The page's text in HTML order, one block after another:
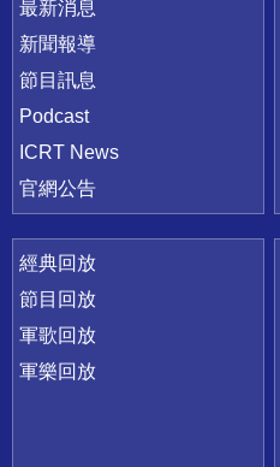
最新消息
新聞報導
節目訊息
Podcast
ICRT News
官網公告
經典回放
節目回放
軍歌回放
軍樂回放